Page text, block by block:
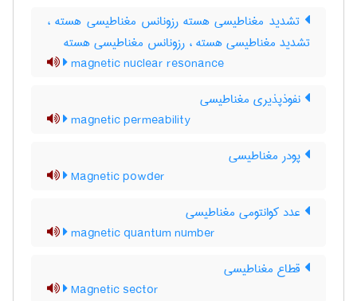
تشدید مغناطیسی هسته رزونانس مغناطیسی هسته ،
تشدید مغناطیسی هسته ، رزونانس مغناطیسی هسته
magnetic nuclear resonance
نفوذپذیری مغناطیسی
magnetic permeability
پودر مغناطیسی
Magnetic powder
عدد کوانتومی مغناطیسی
magnetic quantum number
قطاع مغناطیسی
Magnetic sector